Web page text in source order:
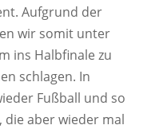
Aufgrund der
wir somit unter
ins Halbfinale zu
schlagen. In
Fußball und so
die aber wieder mal